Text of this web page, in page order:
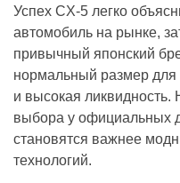
Успех CX-5 легко
автомобиль на рынке,
привычный японский
нормальный размер
и высокая
выбора у официальных
становятся важнее
технологий.